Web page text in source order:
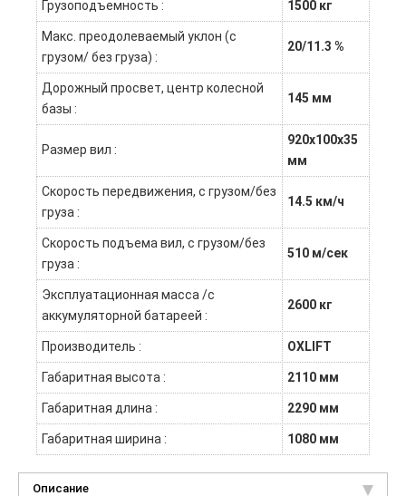
Грузоподъемность : 1500 кг
Макс. преодолеваемый уклон (с
грузом/ без груза) :
20/11.3 %
Дорожный просвет, центр колесной
базы :
145 мм
Размер вил :
920х100х35
мм
Скорость передвижения, с грузом/без
груза :
14.5 км/ч
Скорость подъема вил, с грузом/без
груза :
510 м/сек
Эксплуатационная масса /с
аккумуляторной батареей :
2600 кг
Производитель : OXLIFT
Габаритная высота : 2110 мм
Габаритная длина : 2290 мм
Габаритная ширина : 1080 мм
Описание